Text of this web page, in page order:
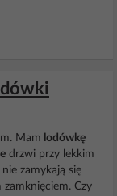
Mam lodówkę
drzwi przy lekkim
zamykają się
zamknięciem. Czy